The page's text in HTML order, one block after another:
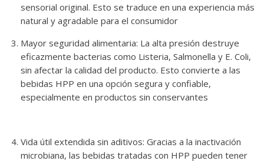
sensorial original. Esto se traduce en una experiencia más
natural y agradable para el consumidor
Mayor seguridad alimentaria: La alta presión destruye
eficazmente bacterias como Listeria, Salmonella y E. Coli,
sin afectar la calidad del producto. Esto convierte a las
bebidas HPP en una opción segura y confiable,
especialmente en productos sin conservantes
Vida útil extendida sin aditivos: Gracias a la inactivación
microbiana, las bebidas tratadas con HPP pueden tener